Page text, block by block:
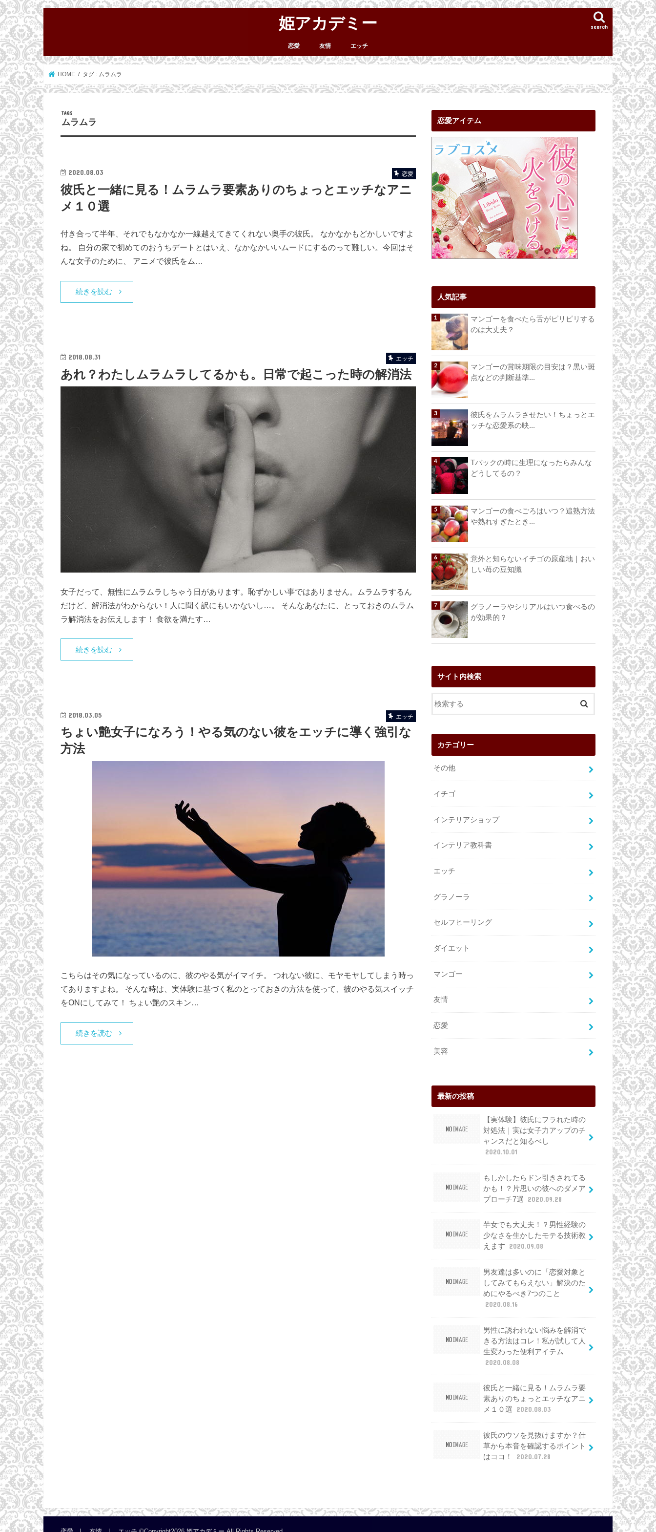
姫アカデミー search
恋愛 友情 エッチ
HOME タグ : ムラムラ
ムラムラ
2020.08.03 恋愛
彼氏と一緒に見る！ムラムラ要素ありのちょっとエッチなアニ
メ１０選
付き合って半年、それでもなかなか一線越えてきてくれない奥手の彼氏。 なかなかもどかしいですよ
ね。 自分の家で初めてのおうちデートとはいえ、なかなかいいムードにするのって難しい。今回はそ
んな女子のために、 アニメで彼氏をム…
続きを読む
2018.08.31 エッチ
あれ？わたしムラムラしてるかも。日常で起こった時の解消法
女子だって、無性にムラムラしちゃう日があります。恥ずかしい事ではありません。ムラムラするん
だけど、解消法がわからない！人に聞く訳にもいかないし…。 そんなあなたに、とっておきのムラム
ラ解消法をお伝えします！ 食欲を満たす…
続きを読む
2018.03.05 エッチ
ちょい艶女子になろう！やる気のない彼をエッチに導く強引な
方法
こちらはその気になっているのに、彼のやる気がイマイチ。 つれない彼に、モヤモヤしてしまう時っ
てありますよね。 そんな時は、実体験に基づく私のとっておきの方法を使って、彼のやる気スイッチ
をONにしてみて！ ちょい艶のスキン…
続きを読む
恋愛アイテム
人気記事
マンゴーを食べたら舌がピリピリする
のは大丈夫？
マンゴーの賞味期限の目安は？黒い斑
点などの判断基準...
彼氏をムラムラさせたい！ちょっとエ
ッチな恋愛系の映...
Tバックの時に生理になったらみんな
どうしてるの？
マンゴーの食べごろはいつ？追熟方法
や熟れすぎたとき...
意外と知らないイチゴの原産地｜おい
しい苺の豆知識
グラノーラやシリアルはいつ食べるの
が効果的？
サイト内検索
カテゴリー
その他
イチゴ
インテリアショップ
インテリア教科書
エッチ
グラノーラ
セルフヒーリング
ダイエット
マンゴー
友情
恋愛
美容
最新の投稿
【実体験】彼氏にフラれた時の
対処法｜実は女子力アップのチ
ャンスだと知るべし
2020.10.01
もしかしたらドン引きされてる
かも！？片思いの彼へのダメア
プローチ7選
2020.09.28
芋女でも大丈夫！？男性経験の
少なさを生かしたモテる技術教
えます
2020.09.08
男友達は多いのに「恋愛対象と
してみてもらえない」解決のた
めにやるべき7つのこと
2020.08.16
男性に誘われない悩みを解消で
きる方法はコレ！私が試して人
生変わった便利アイテム
2020.08.08
彼氏と一緒に見る！ムラムラ要
素ありのちょっとエッチなアニ
メ１０選
2020.08.03
彼氏のウソを見抜けますか？仕
草から本音を確認するポイント
はココ！
2020.07.28